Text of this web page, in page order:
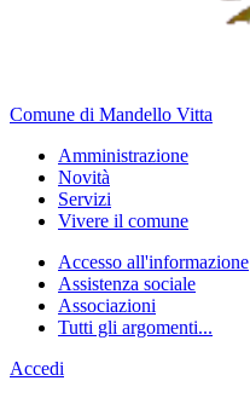
Comune di Mandello Vitta
Amministrazione
Novità
Servizi
Vivere il comune
Accesso all'informazione
Assistenza sociale
Associazioni
Tutti gli argomenti...
Accedi